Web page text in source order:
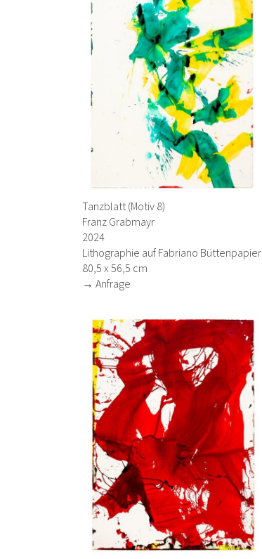
Tanzblatt (Motiv 8)
Franz Grabmayr
2024
Lithographie auf Fabriano Büttenpapier
80,5 x 56,5 cm
→ Anfrage